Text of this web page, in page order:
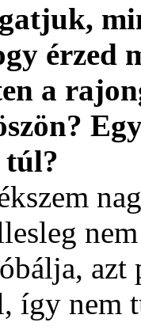
érzed
a
túl?
így nem